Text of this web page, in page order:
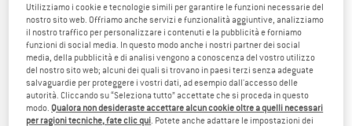
Utilizziamo i cookie e tecnologie simili per garantire le funzioni necessarie del
nostro sito web. Offriamo anche servizi e funzionalità aggiuntive, analizziamo
il nostro traffico per personalizzare i contenuti e la pubblicità e forniamo
funzioni di social media. In questo modo anche i nostri partner dei social
media, della pubblicità e di analisi vengono a conoscenza del vostro utilizzo
del nostro sito web; alcuni dei quali si trovano in paesi terzi senza adeguate
salvaguardie per proteggere i vostri dati, ad esempio dall'accesso delle
autorità. Cliccando su “Seleziona tutto” accettate che si proceda in questo
modo. Qualora non desideraste accettare alcun cookie oltre a quelli necessari
per ragioni tecniche, fate clic qui. Potete anche adattare le impostazioni dei